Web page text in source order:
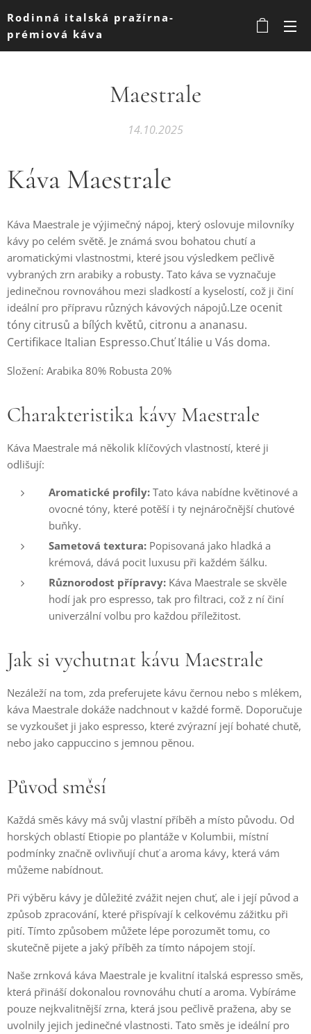
Rodinná italská pražírna-
prémiová káva
Maestrale
14.10.2025
Káva Maestrale
Káva Maestrale je výjimečný nápoj, který oslovuje milovníky
kávy po celém světě. Je známá svou bohatou chutí a
aromatickými vlastnostmi, které jsou výsledkem pečlivě
vybraných zrn arabiky a robusty. Tato káva se vyznačuje
jedinečnou rovnováhou mezi sladkostí a kyselostí, což ji činí
ideální pro přípravu různých kávových nápojů.Lze ocenit
tóny citrusů a bílých květů, citronu a ananasu.
Certifikace Italian Espresso.Chuť Itálie u Vás doma.
Složení: Arabika 80% Robusta 20%
Charakteristika kávy Maestrale
Káva Maestrale má několik klíčových vlastností, které ji
odlišují:
Aromatické profily: Tato káva nabídne květinové a
ovocné tóny, které potěší i ty nejnáročnější chuťové
buňky.
Sametová textura: Popisovaná jako hladká a
krémová, dává pocit luxusu při každém šálku.
Různorodost přípravy: Káva Maestrale se skvěle
hodí jak pro espresso, tak pro filtraci, což z ní činí
univerzální volbu pro každou příležitost.
Jak si vychutnat kávu Maestrale
Nezáleží na tom, zda preferujete kávu černou nebo s mlékem,
káva Maestrale dokáže nadchnout v každé formě. Doporučuje
se vyzkoušet ji jako espresso, které zvýrazní její bohaté chutě,
nebo jako cappuccino s jemnou pěnou.
Původ směsí
Každá směs kávy má svůj vlastní příběh a místo původu. Od
horských oblastí Etiopie po plantáže v Kolumbii, místní
podmínky značně ovlivňují chuť a aroma kávy, která vám
můžeme nabídnout.
Při výběru kávy je důležité zvážit nejen chuť, ale i její původ a
způsob zpracování, které přispívají k celkovému zážitku při
pití. Tímto způsobem můžete lépe porozumět tomu, co
skutečně pijete a jaký příběh za tímto nápojem stojí.
Naše zrnková káva Maestrale je kvalitní italská espresso směs,
která přináší dokonalou rovnováhu chutí a aroma. Vybíráme
pouze nejkvalitnější zrna, která jsou pečlivě pražena, aby se
uvolnily jejich jedinečné vlastnosti. Tato směs je ideální pro